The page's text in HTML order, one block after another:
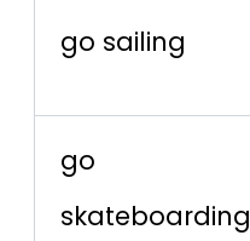
go sailing
go
skateboarding